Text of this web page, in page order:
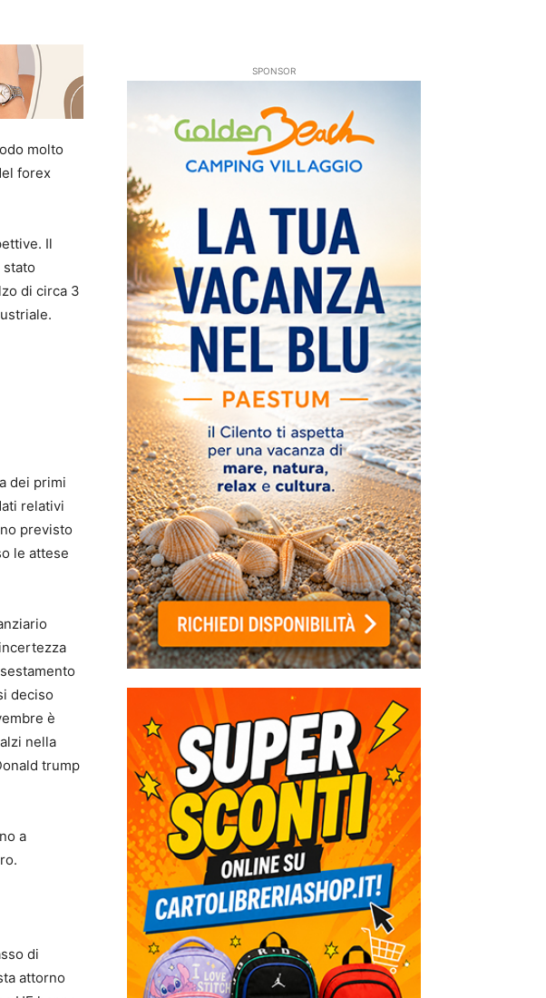
molto
forex
Il
stato
di circa 3
dei primi
relativi
previsto
le attese
deciso
è
nella
trump
a
di
attorno
SPONSOR